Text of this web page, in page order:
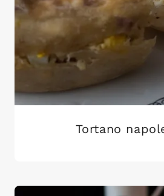
Tortano